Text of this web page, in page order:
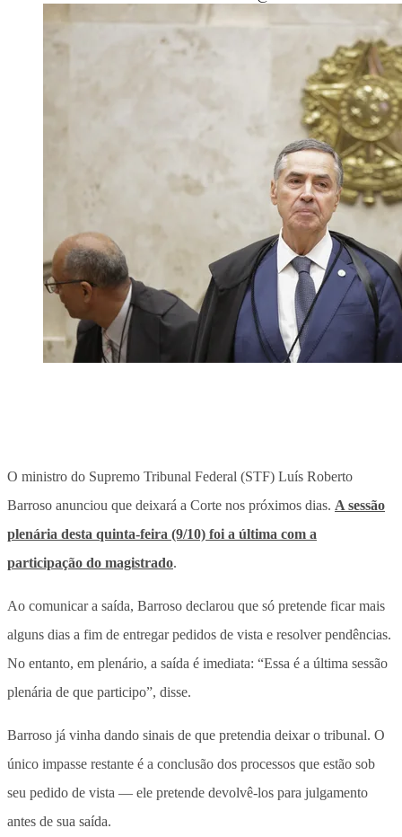
O ministro do Supremo Tribunal Federal (STF) Luís Roberto
Barroso anunciou que deixará a Corte nos próximos dias. A sessão
plenária desta quinta-feira (9/10) foi a última com a
participação do magistrado.
Ao comunicar a saída, Barroso declarou que só pretende ficar mais
alguns dias a fim de entregar pedidos de vista e resolver pendências.
No entanto, em plenário, a saída é imediata: “Essa é a última sessão
plenária de que participo”, disse.
Barroso já vinha dando sinais de que pretendia deixar o tribunal. O
único impasse restante é a conclusão dos processos que estão sob
seu pedido de vista — ele pretende devolvê-los para julgamento
antes de sua saída.